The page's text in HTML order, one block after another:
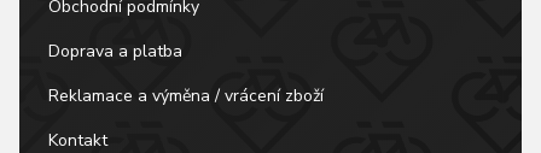
Obchodní podmínky
Doprava a platba
Reklamace a výměna / vrácení zboží
Kontakt